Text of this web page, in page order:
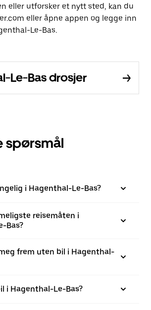
eller utforsker et nytt sted, kan du
eller åpne appen og legge inn
Le-Bas.
Le-Bas drosjer
spørsmål
i Hagenthal-Le-Bas?
reisemåten i
Bas?
frem uten bil i Hagenthal-
i Hagenthal-Le-Bas?